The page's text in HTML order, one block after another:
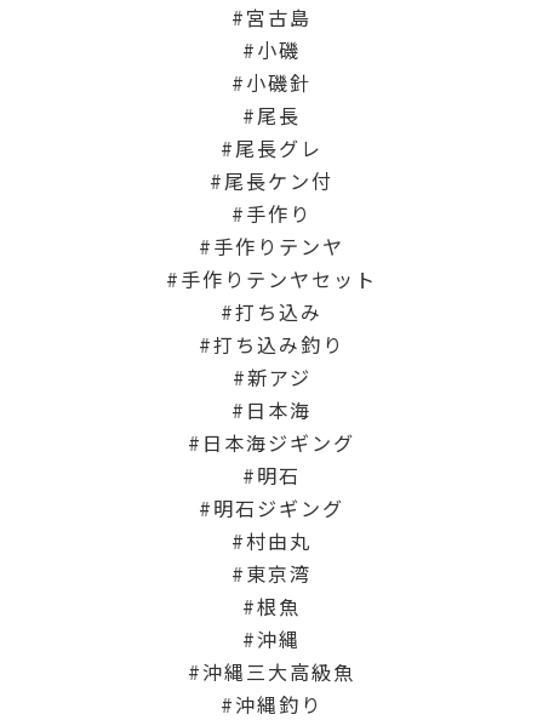
宮古島
小磯
小磯針
尾長
尾長グレ
尾長ケン付
手作り
手作りテンヤ
手作りテンヤセット
打ち込み
打ち込み釣り
新アジ
日本海
日本海ジギング
明石
明石ジギング
村由丸
東京湾
根魚
沖縄
沖縄三大高級魚
沖縄釣り